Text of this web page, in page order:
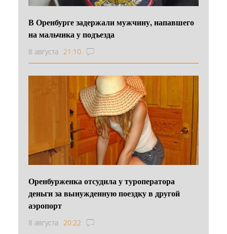
В Оренбурге задержали мужчину, напавшего
на мальчика у подъезда
8 августа 21:10
Оренбурженка отсудила у туроператора
деньги за вынужденную поездку в другой
аэропорт
8 августа 20:22